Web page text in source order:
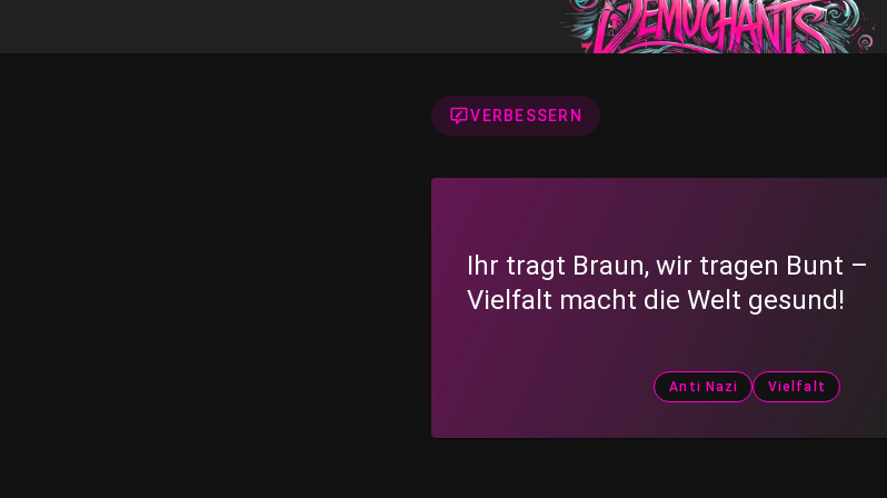
VERBESSERN
Ihr tragt Braun, wir tragen Bunt –
Vielfalt macht die Welt gesund!
Anti Nazi Vielfalt